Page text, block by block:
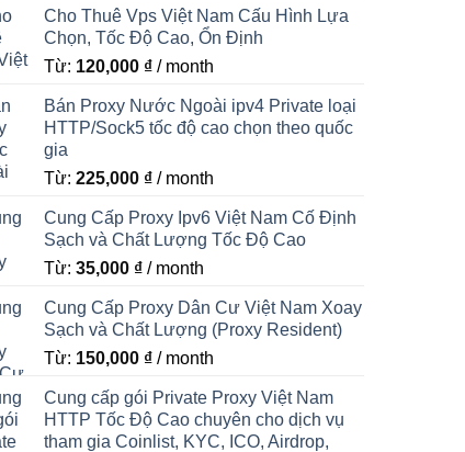
Cho Thuê Vps Việt Nam Cấu Hình Lựa
Chọn, Tốc Độ Cao, Ổn Định
Từ: 120,000 ₫ / month
Bán Proxy Nước Ngoài ipv4 Private loại
HTTP/Sock5 tốc độ cao chọn theo quốc
gia
Từ:225,000 ₫ / month
Cung Cấp Proxy Ipv6 Việt Nam Cố Định
Sạch và Chất Lượng Tốc Độ Cao
Từ:35,000 ₫ / month
Cung Cấp Proxy Dân Cư Việt Nam Xoay
Sạch và Chất Lượng (Proxy Resident)
Từ: 150,000 ₫ / month
Cung cấp gói Private Proxy Việt Nam
HTTP Tốc Độ Cao chuyên cho dịch vụ
tham gia Coinlist, KYC, ICO, Airdrop,